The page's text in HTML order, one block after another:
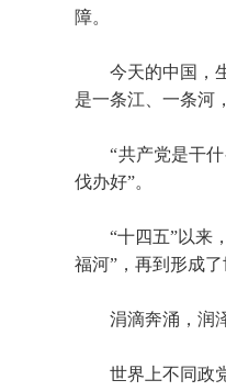
障。
今天的中国，生
是一条江、一条河
“共产党是干什
伐办好”。
“十四五”以来，
福河”，再到形成
涓滴奔涌，润泽
世界上不同政党